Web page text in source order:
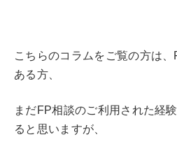
こちらのコラムをご覧の方は
ある方、
まだFP相談のご利用された経
ると思いますが、